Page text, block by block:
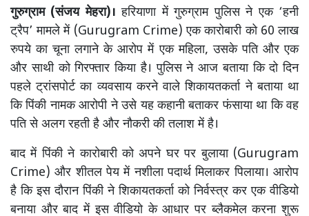
गुरुग्राम (संजय मेहरा)। हरियाणा में गुरुग्राम पुलिस ने एक ‘हनी
ट्रैप’ मामले में (Gurugram Crime) एक कारोबारी को 60 लाख
रुपये का चूना लगाने के आरोप में एक महिला, उसके पति और एक
और साथी को गिरफ्तार किया है। पुलिस ने आज बताया कि दो दिन
पहले ट्रांसपोर्ट का व्यवसाय करने वाले शिकायतकर्ता ने बताया था
कि पिंकी नामक आरोपी ने उसे यह कहानी बताकर फंसाया था कि वह
पति से अलग रहती है और नौकरी की तलाश में है।
बाद में पिंकी ने कारोबारी को अपने घर पर बुलाया (Gurugram
Crime) और शीतल पेय में नशीला पदार्थ मिलाकर पिलाया। आरोप
है कि इस दौरान पिंकी ने शिकायतकर्ता को निर्वस्त्र कर एक वीडियो
बनाया और बाद में इस वीडियो के आधार पर ब्लैकमेल करना शुरू